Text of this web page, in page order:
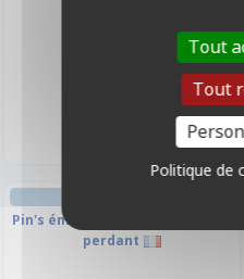
Pin's émaillé Médaille : Mauvais
perdant
Tout
Tout
Politique de